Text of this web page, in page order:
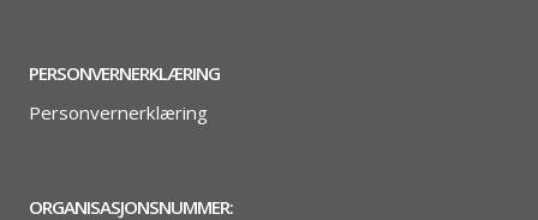
PERSONVERNERKLÆRING
Personvernerklæring
ORGANISASJONSNUMMER: